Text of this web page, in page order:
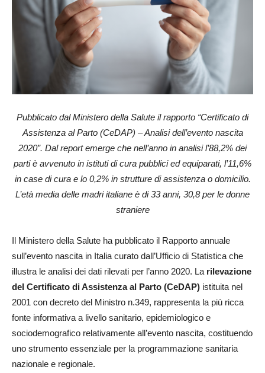
Pubblicato dal Ministero della Salute il rapporto “Certificato di
Assistenza al Parto (CeDAP) – Analisi dell’evento nascita
2020”. Dal report emerge che nell’anno in analisi l’88,2% dei
parti è avvenuto in istituti di cura pubblici ed equiparati, l’11,6%
in case di cura e lo 0,2% in strutture di assistenza o domicilio.
L’età media delle madri italiane è di 33 anni, 30,8 per le donne
straniere
Il Ministero della Salute ha pubblicato il Rapporto annuale
sull’evento nascita in Italia curato dall’Ufficio di Statistica che
illustra le analisi dei dati rilevati per l’anno 2020. La rilevazione
del Certificato di Assistenza al Parto (CeDAP) istituita nel
2001 con decreto del Ministro n.349, rappresenta la più ricca
fonte informativa a livello sanitario, epidemiologico e
sociodemografico relativamente all’evento nascita, costituendo
uno strumento essenziale per la programmazione sanitaria
nazionale e regionale.